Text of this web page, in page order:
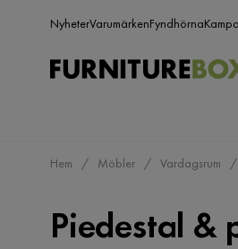
NyheterVarumärkenFyndhörna
Hem Möbler Vardagsrum
Piedestal &